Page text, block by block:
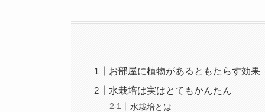
お部屋に植物があるともたらす効果
水栽培は実はとてもかんたん
水栽培とは